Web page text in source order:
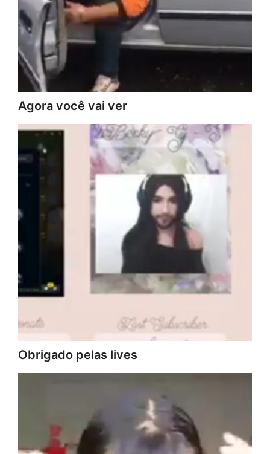
Agora você vai ver
Obrigado pelas lives